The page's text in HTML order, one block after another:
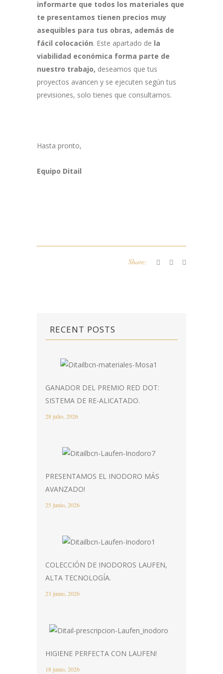
informarte que todos los materiales que
te presentamos tienen precios muy
asequibles para tus obras, además de
fácil colocación. Este apartado de la
viabilidad económica forma parte de
nuestro trabajo, deseamos que tus
proyectos avancen y se ejecuten según tus
previsiones, solo tienes que consultarnos.
Hasta pronto,
Equipo Ditail
Share:
RECENT POSTS
GANADOR DEL PREMIO RED DOT:
SISTEMA DE RE-ALICATADO.
28 julio, 2026
PRESENTAMOS EL INODORO MÁS
AVANZADO!
25 junio, 2026
COLECCIÓN DE INODOROS LAUFEN,
ALTA TECNOLOGÍA.
23 junio, 2026
HIGIENE PERFECTA CON LAUFEN!
18 junio, 2026